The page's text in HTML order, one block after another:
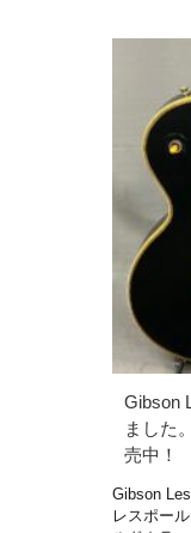
Gibson
ました
売中！
Gibson
レスポー